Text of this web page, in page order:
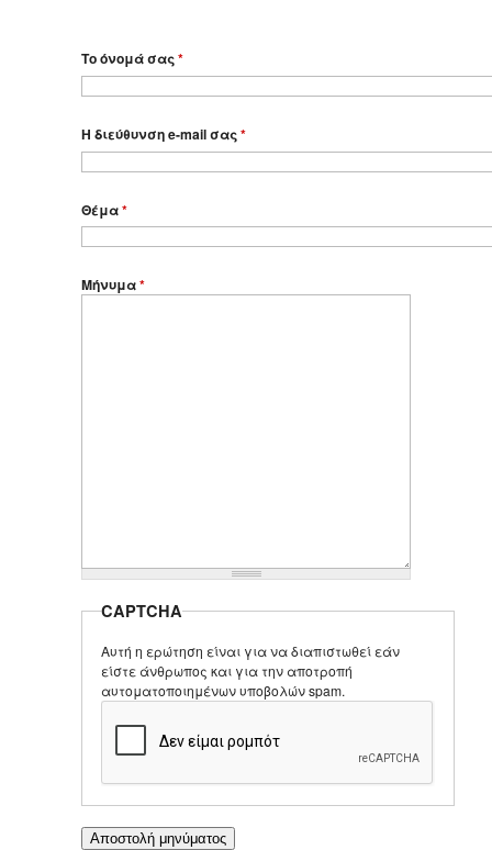
Το όνομά σας*
Η διεύθυνση e-mail σας*
Θέμα*
Μήνυμα*
CAPTCHA
Αυτή η ερώτηση είναι για να διαπιστωθεί εάν
είστε άνθρωπος και για την αποτροπή
αυτοματοποιημένων υποβολών spam.